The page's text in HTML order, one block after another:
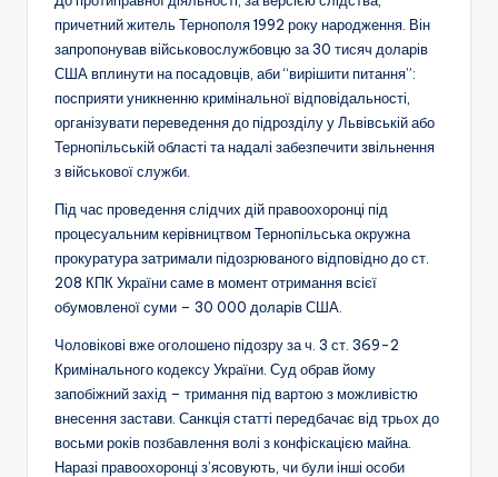
причетний житель Тернополя 1992 року народження. Він
запропонував військовослужбовцю за 30 тисяч доларів
США вплинути на посадовців, аби “вирішити питання”:
посприяти уникненню кримінальної відповідальності,
організувати переведення до підрозділу у Львівській або
Тернопільській області та надалі забезпечити звільнення
з військової служби.
Під час проведення слідчих дій правоохоронці під
процесуальним керівництвом Тернопільська окружна
прокуратура затримали підозрюваного відповідно до ст.
208 КПК України саме в момент отримання всієї
обумовленої суми – 30 000 доларів США.
Чоловікові вже оголошено підозру за ч. 3 ст. 369-2
Кримінального кодексу України. Суд обрав йому
запобіжний захід – тримання під вартою з можливістю
внесення застави. Санкція статті передбачає від трьох до
восьми років позбавлення волі з конфіскацією майна.
Наразі правоохоронці з’ясовують, чи були інші особи